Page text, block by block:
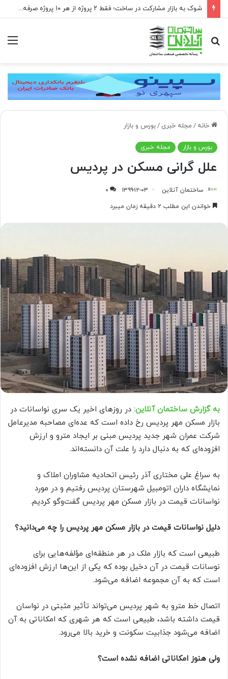
شوک به بازار مشارکت در ساخت؛ فقط ۲ پروژه از هر ۱۰ پروژه صرفه اقتصادی دارد
جستجو
برای
خانه / مجله خبری /بورس و بازار
بورس و بازار مجله خبری
علل گرانی مسکن در پردیس
ساختمان آنلاین ۱۳۹۹-۱۲-۰۳
۰
خواندن این مطلب ۲ دقیقه زمان میبرد
به گزارش ساختمان آنلاین: در روزهای اخیر یک سری نواسانات در
بازار مسکن مهر پردیس رخ داده است که عده‌ای مصاحبه مدیرعامل
شرکت عمران شهر جدید پردیس مبنی بر ایجاد مترو و ارزش
افزوده‌ای که به دنبال دارد را علت آن دانسته‌اند.
به سراغ علی مختاری آذر رئیس اتحادیه مشاوران املاک و
نمایشگاه داران اتومبیل شهرستان پردیس رفتیم و در مورد
نواسانات قیمت در بازار مسکن مهر پردیس گفت‌وگو کردیم.
دلیل نواسانات قیمت در بازار مسکن مهر پردیس را چه می‌دانید؟
طبیعی است که بازار ملک در هر منطقه‌ای مؤلفه‌هایی برای
نوسانات قیمت در آن دخیل بوده که یکی از این‌ها ارزش افزوده‌ای
است که به آن مجموعه اضافه می‌شود.
اتصال خط مترو به شهر پردیس می‌تواند تأثیر مثبتی در نواسان
قیمت داشته باشد، طبیعی است که هر شهری که امکاناتی به آن
اضافه می‌شود جذابیت سکونت و خرید بالا می‌رود.
ولی هنوز امکاناتی اضافه نشده است؟